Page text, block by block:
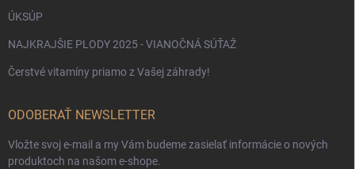
ÚKSÚP
NAJKRAJŠIE PLODY 2025 - VIANOČNÁ SÚŤAŽ
Čerstvé vitamíny priamo z Vašej záhrady!
ODOBERAŤ NEWSLETTER
Vložte svoj e-mail a my Vám budeme zasielať informácie o nových
produktoch na našom e-shope.